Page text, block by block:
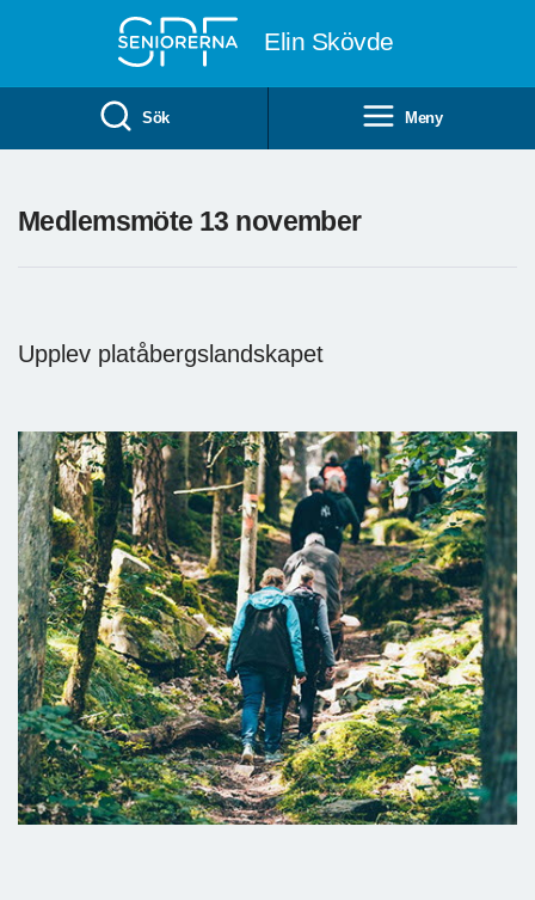
Elin Skövde
Sök Meny
Medlemsmöte 13 november
Upplev platåbergslandskapet